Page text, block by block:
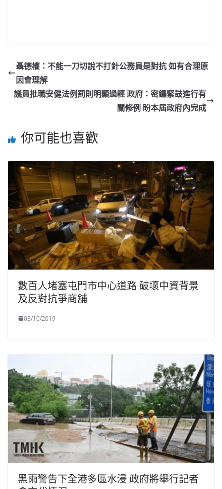
聶德權：不能一刀切說不打針公務員是對抗 如有合理原
因會理解
議員批職安健法例罰則明顯過輕 政府：密鑼緊鼓進行有
關修例 盼本屆政府內完成
你可能也喜歡
數百人堵塞屯門市中心道路 破壞中資背景
及反對抗爭商舖
03/10/2019
黑雨警告下全港多區水浸 政府將舉行記者